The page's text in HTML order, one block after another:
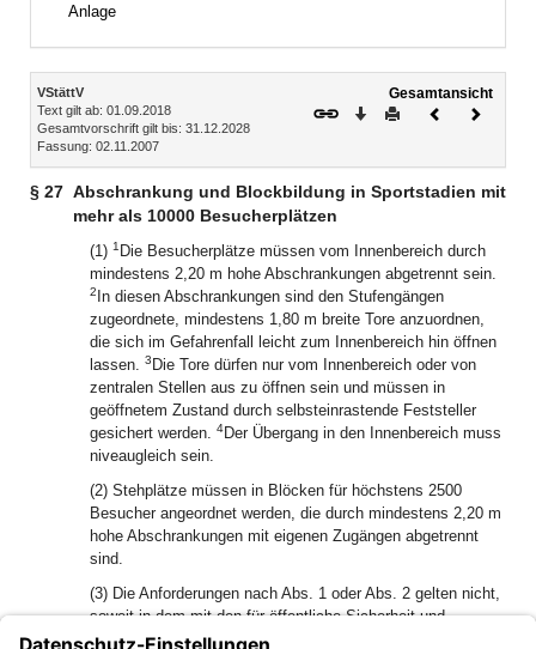
Anlage
Inhalt
VStättV
Text gilt ab: 01.09.2018
Gesamtvorschrift gilt bis: 31.12.2028
Fassung: 02.11.2007
Gesamtansicht
Download
DruckenVorheriges
§ 27 Abschrankung und Blockbildung in Sportstadien mit
mehr als 10000 Besucherplätzen
(1) 1 Die Besucherplätze müssen vom Innenbereich durch
mindestens 2,20 m hohe Abschrankungen abgetrennt sein.
2 In diesen Abschrankungen sind den Stufengängen
zugeordnete, mindestens 1,80 m breite Tore anzuordnen,
die sich im Gefahrenfall leicht zum Innenbereich hin öffnen
lassen. 3 Die Tore dürfen nur vom Innenbereich oder von
zentralen Stellen aus zu öffnen sein und müssen in
geöffnetem Zustand durch selbsteinrastende Feststeller
gesichert werden. 4Der Übergang in den Innenbereich muss
niveaugleich sein.
(2) Stehplätze müssen in Blöcken für höchstens 2500
Besucher angeordnet werden, die durch mindestens 2,20 m
hohe Abschrankungen mit eigenen Zugängen abgetrennt
sind.
(3) Die Anforderungen nach Abs. 1 oder Abs. 2 gelten nicht,
soweit in dem mit den für öffentliche Sicherheit und
Ordnung zuständigen Behörden, insbesondere der Polizei,